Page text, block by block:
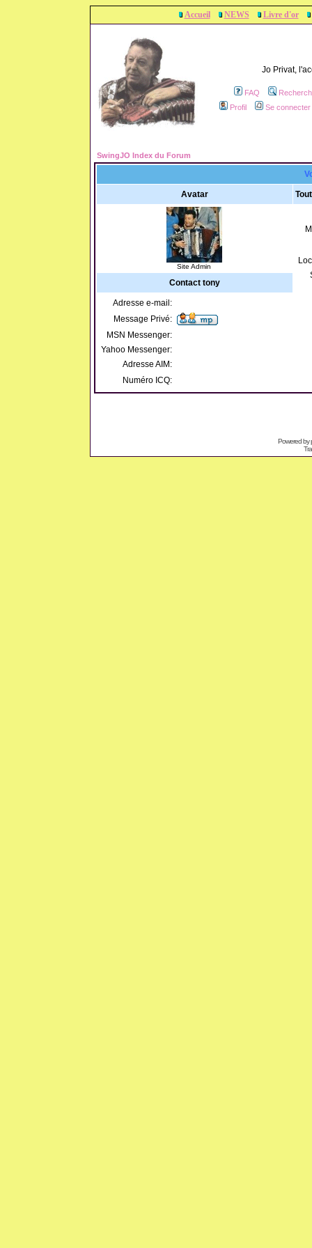
Accueil NEWS Livre d'or
Jo Privat,
FAQ
Profil
Se
SwingJO Index du Forum
Avatar
Site Admin
Contact tony
Adresse e-mail:
Message Privé:
MSN Messenger:
Yahoo Messenger:
Adresse AIM:
Numéro ICQ:
Powered by